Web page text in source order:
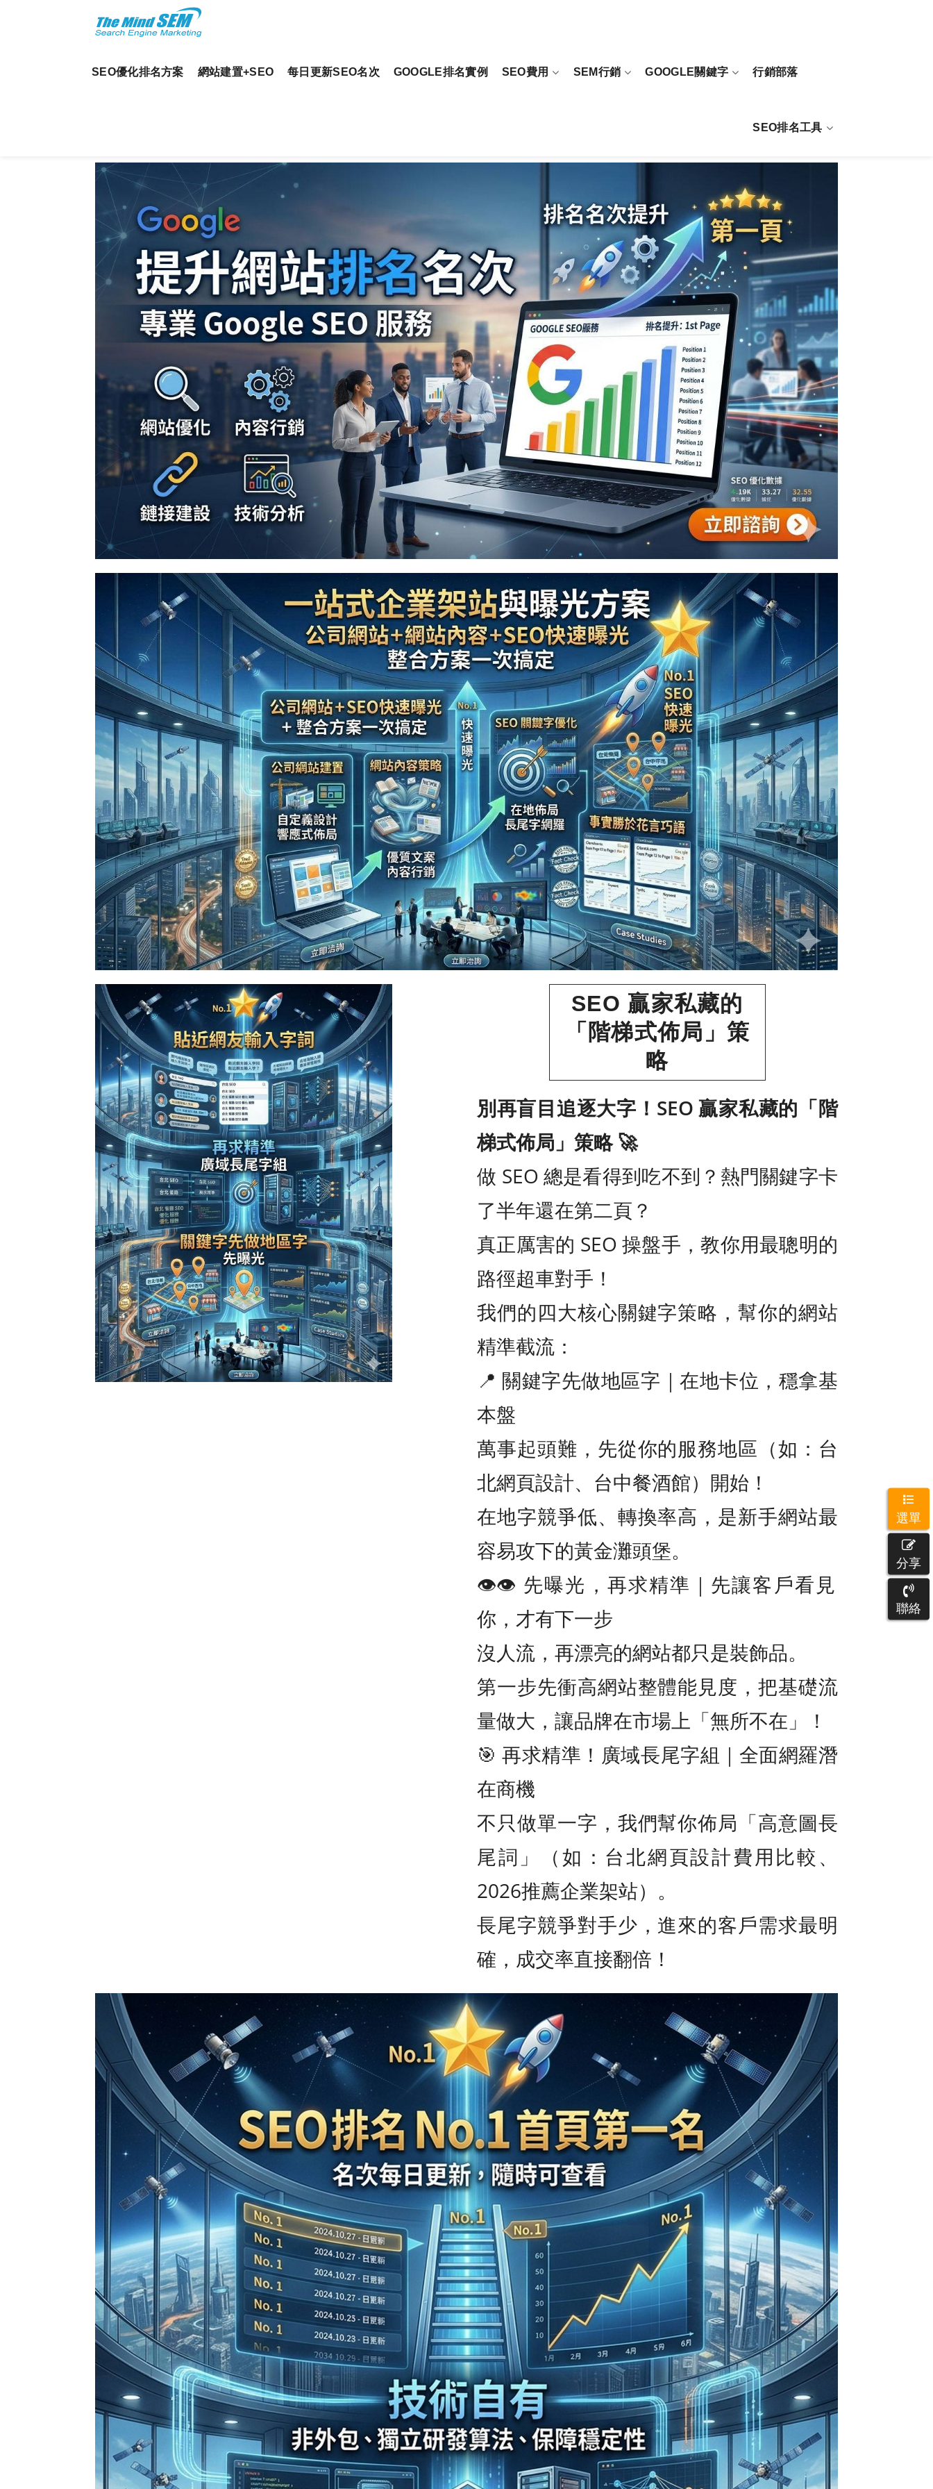
SEO優化排名方案 網站建置+SEO 每日更新SEO名次 GOOGLE排名實例 SEO費用 SEM行銷 GOOGLE關鍵字 行銷部落
SEO排名工具
SEO 贏家私藏的
「階梯式佈局」策
略
別再盲目追逐大字！SEO 贏家私藏的「階
梯式佈局」策略 🚀
做 SEO 總是看得到吃不到？熱門關鍵字卡
了半年還在第二頁？
真正厲害的 SEO 操盤手，教你用最聰明的
路徑超車對手！
我們的四大核心關鍵字策略，幫你的網站
精準截流：
📍 關鍵字先做地區字｜在地卡位，穩拿基
本盤
萬事起頭難，先從你的服務地區（如：台
北網頁設計、台中餐酒館）開始！
在地字競爭低、轉換率高，是新手網站最
容易攻下的黃金灘頭堡。
👁️‍👁️‍ 先曝光，再求精準｜先讓客戶看見
你，才有下一步
沒人流，再漂亮的網站都只是裝飾品。
第一步先衝高網站整體能見度，把基礎流
量做大，讓品牌在市場上「無所不在」！
🎯 再求精準！廣域長尾字組｜全面網羅潛
在商機
不只做單一字，我們幫你佈局「高意圖長
尾詞」（如：台北網頁設計費用比較、
2026推薦企業架站）。
長尾字競爭對手少，進來的客戶需求最明
確，成交率直接翻倍！
選單
分享
聯絡